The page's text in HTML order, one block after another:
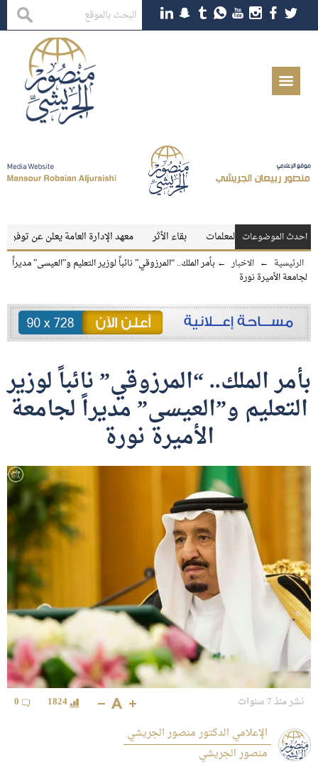
احدث الموضوعات معهد الإدارة العامة يعلن عن توفر وظائف بقاء الأثر للمعلمين والمعلمات
الرئيسية ← الاخبار ← بأمر الملك.. “المرزوقي” نائباً لوزير التعليم و”العيسى” مديراً
لجامعة الأميرة نورة
بأمر الملك.. “المرزوقي” نائباً لوزير
التعليم و”العيسى” مديراً لجامعة
الأميرة نورة
نشر منذ 7 سنوات 1824
0
الإعلامي الدكتور منصور الجريشي
منصور الجريشي